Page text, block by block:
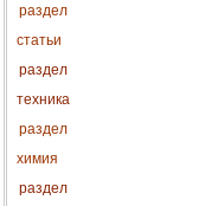
раздел
статьи
раздел
техника
раздел
химия
раздел